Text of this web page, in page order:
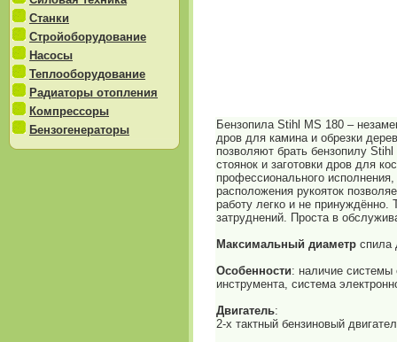
Станки
Стройоборудование
Насосы
Теплооборудование
Радиаторы отопления
Компрессоры
Бензогенераторы
Бензопила Stihl MS 180 –
дров для камина и обрезки
позволяют брать бензопилу
стоянок и заготовки дров для
профессионального
расположения рукояток
работу легко и не принуждённо.
затруднений. Проста в
Максимальный диаметр спила
Особенности: наличие системы
инструмента, система
Двигатель:
2-х тактный бензиновый